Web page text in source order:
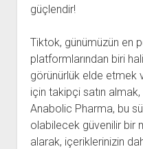
güçlendir!
Tiktok, günümüzün en
platformlarından biri
görünürlük elde etmek
için takipçi satın
Anabolic Pharma, bu
olabilecek güvenilir bir
alarak, içeriklerinizin